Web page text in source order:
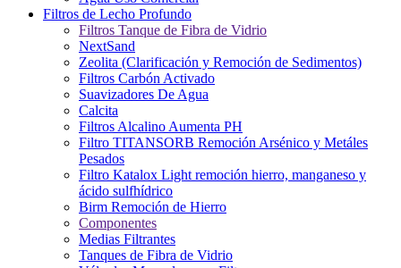
Filtros de Lecho Profundo
Filtros Tanque de Fibra de Vidrio
NextSand
Zeolita (Clarificación y Remoción de Sedimentos)
Filtros Carbón Activado
Suavizadores De Agua
Calcita
Filtros Alcalino Aumenta PH
Filtro TITANSORB Remoción Arsénico y Metáles
Pesados
Filtro Katalox Light remoción hierro, manganeso y
ácido sulfhídrico
Birm Remoción de Hierro
Componentes
Medias Filtrantes
Tanques de Fibra de Vidrio